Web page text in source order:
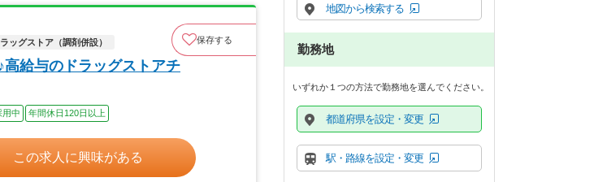
ラッグストア（調剤併設） 保存する
高給与のドラッグストアチ
用中 年間休日120日以上
この求人に興味がある
地図から検索する
勤務地
いずれか１つの方法で勤務地を選んでください。
都道府県を設定・変更
駅・路線を設定・変更